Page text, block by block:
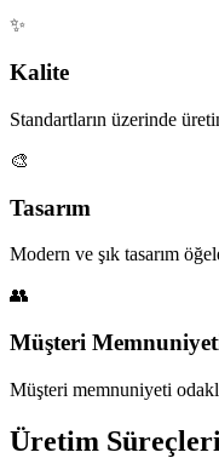
✨
Kalite
Standartların üzerinde
🎨
Tasarım
Modern ve şık tasarım
👥
Müşteri
Müşteri memnuniyeti
Üretim